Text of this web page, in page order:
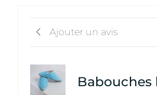
Ajouter un avis
Babouches